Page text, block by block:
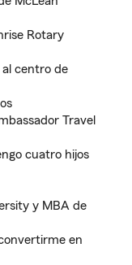
Rotary
centro de
Travel
cuatro hijos
y MBA de
en